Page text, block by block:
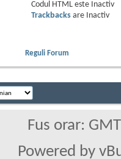
Codul HTML este
Inactiv
Trackbacksare
Inactiv
Reguli Forum
Fus orar:
Powered by